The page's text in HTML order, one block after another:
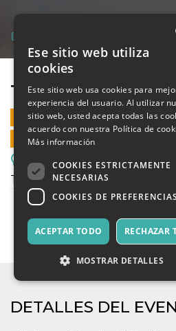
TRIPSITTER
2 JULIO 2026 - 10:05
LAS VENTAS EN LÍNEA
Reuniones, Ferias,
Tripsitter
DETALLES DEL
Ese sitio web utiliza
cookies
Este sitio web usa cookies para
experiencia del usuario. Al utilizar
sitio web, usted acepta todas las
acuerdo con nuestra Política de
Más información
COOKIES ESTRICTAMENTE
NECESARIAS
COOKIES DE PREFERENCIAS
ACEPTAR TODO RECHAZAR
MOSTRAR DETALLES
Cookies estrictamente necesarias